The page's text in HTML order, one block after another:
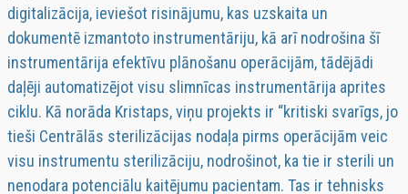
digitalizācija, ieviešot risinājumu, kas uzskaita un
dokumentē izmantoto instrumentāriju, kā arī nodrošina šī
instrumentārija efektīvu plānošanu operācijām, tādējādi
daļēji automatizējot visu slimnīcas instrumentārija aprites
ciklu. Kā norāda Kristaps, viņu projekts ir “kritiski svarīgs, jo
tieši Centrālās sterilizācijas nodaļa pirms operācijām veic
visu instrumentu sterilizāciju, nodrošinot, ka tie ir sterili un
nenodara potenciālu kaitējumu pacientam. Tas ir tehnisks